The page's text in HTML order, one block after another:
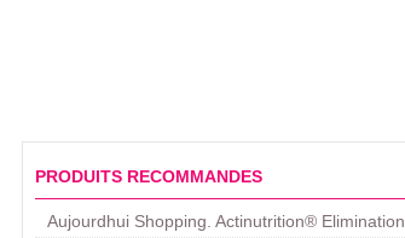
PRODUITS RECOMMANDES
Aujourdhui Shopping. Actinutrition® Elimination